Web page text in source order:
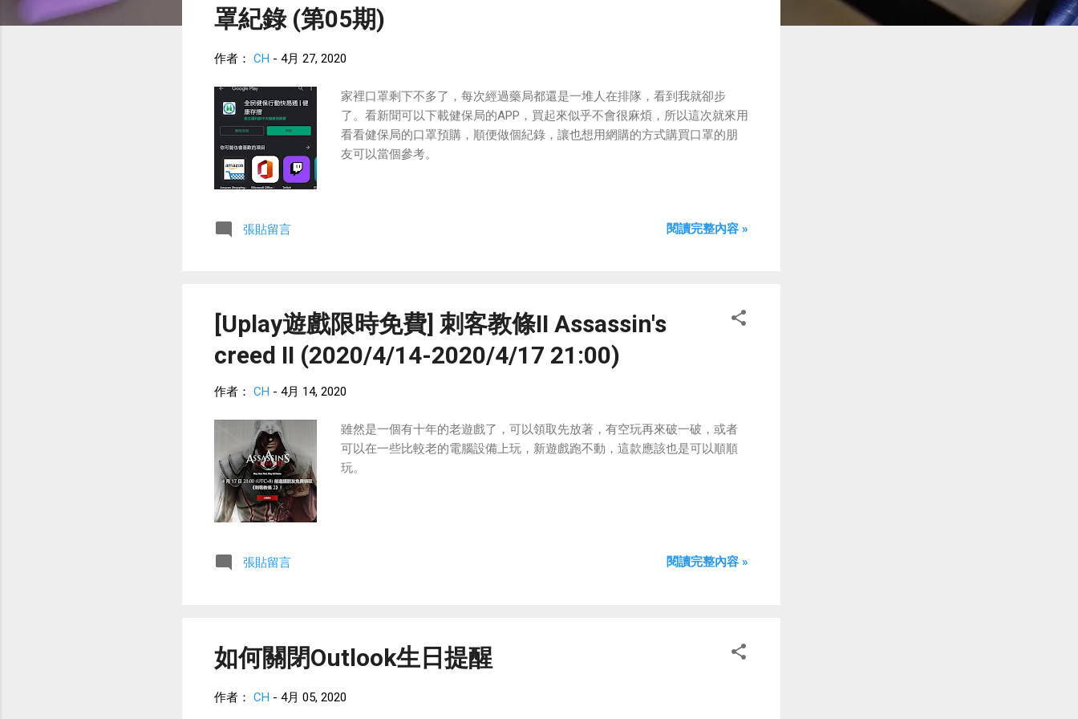
罩紀錄 (第05期)
作者： CH - 4月 27, 2020
家裡口罩剩下不多了，每次經過藥局都還是一堆人在排隊，看到我就卻步
了。看新聞可以下載健保局的APP，買起來似乎不會很麻煩，所以這次就來用
看看健保局的口罩預購，順便做個紀錄，讓也想用網購的方式購買口罩的朋
友可以當個參考。
張貼留言 閱讀完整內容 »
[Uplay遊戲限時免費] 刺客教條II Assassin's
creed II (2020/4/14-2020/4/17 21:00)
作者： CH - 4月 14, 2020
雖然是一個有十年的老遊戲了，可以領取先放著，有空玩再來破一破，或者
可以在一些比較老的電腦設備上玩，新遊戲跑不動，這款應該也是可以順順
玩。
張貼留言 閱讀完整內容 »
如何關閉Outlook生日提醒
作者： CH - 4月 05, 2020